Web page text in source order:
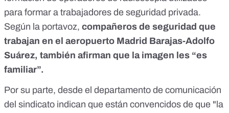
para formar a trabajadores de seguridad privada.
Según la portavoz, compañeros de seguridad que
trabajan en el aeropuerto Madrid Barajas-Adolfo
Suárez, también afirman que la imagen les “es
familiar”.
Por su parte, desde el departamento de comunicación
del sindicato indican que están convencidos de que "la